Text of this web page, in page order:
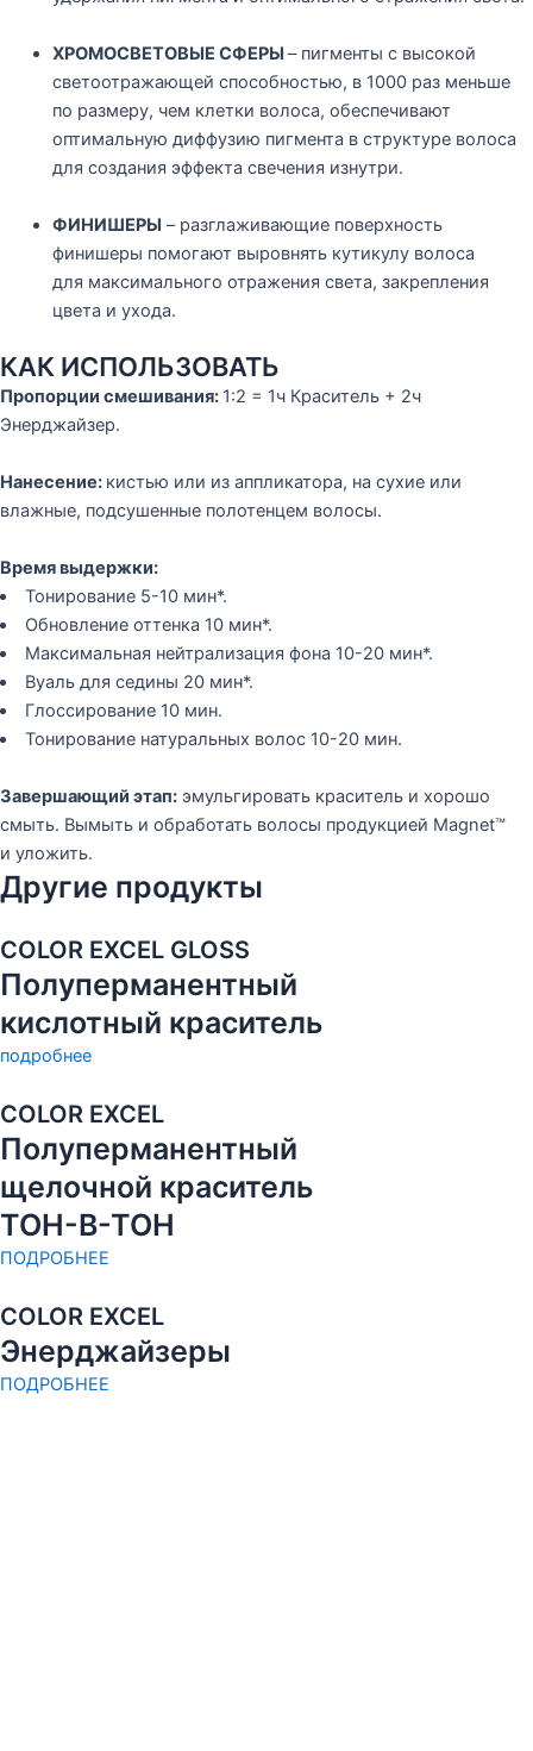
ХРОМОСВЕТОВЫЕ СФЕРЫ – пигменты с высокой
светоотражающей способностью, в 1000 раз меньше
по размеру, чем клетки волоса, обеспечивают
оптимальную диффузию пигмента в структуре волоса
для создания эффекта свечения изнутри.
ФИНИШЕРЫ – разглаживающие поверхность
финишеры помогают выровнять кутикулу волоса
для максимального отражения света, закрепления
цвета и ухода.
КАК ИСПОЛЬЗОВАТЬ
Пропорции смешивания: 1:2 = 1ч Краситель + 2ч
Энерджайзер.
Нанесение: кистью или из аппликатора, на сухие или
влажные, подсушенные полотенцем волосы.
Время выдержки:
Тонирование 5-10 мин*.
Обновление оттенка 10 мин*.
Максимальная нейтрализация фона 10-20 мин*.
Вуаль для седины 20 мин*.
Глоссирование 10 мин.
Тонирование натуральных волос 10-20 мин.
Завершающий этап: эмульгировать краситель и хорошо
смыть. Вымыть и обработать волосы продукцией Magnet™
и уложить.
Другие продукты
COLOR EXCEL GLOSS
Полуперманентный
кислотный краситель
подробнее
COLOR EXCEL
Полуперманентный
щелочной краситель
ТОН-В-ТОН
ПОДРОБНЕЕ
COLOR EXCEL
Энерджайзеры
ПОДРОБНЕЕ